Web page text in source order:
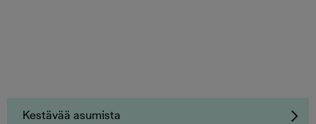
Kestävää asumista